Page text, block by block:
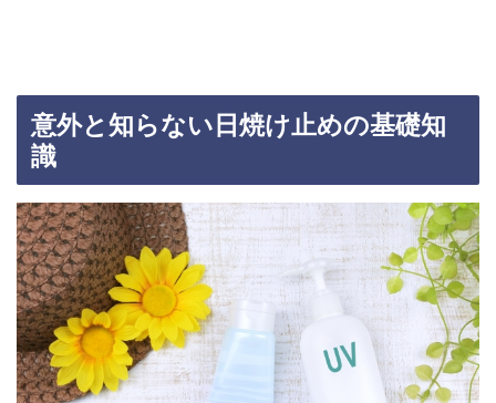
意外と知らない日焼け止めの基礎知
識